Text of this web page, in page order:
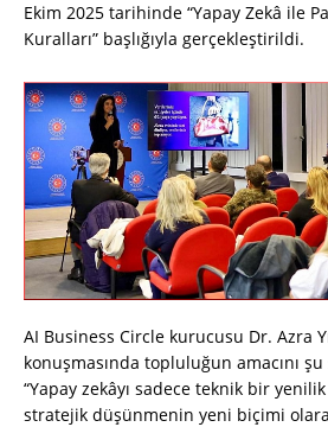
Ekim 2025 tarihinde “Yapay Zekâ ile
Kuralları” başlığıyla gerçekleştirildi.
AI Business Circle kurucusu Dr. Azra
konuşmasında topluluğun amacını
“Yapay zekâyı sadece teknik bir
stratejik düşünmenin yeni biçimi